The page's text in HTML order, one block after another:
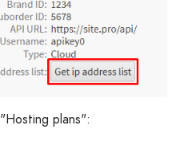
plans":